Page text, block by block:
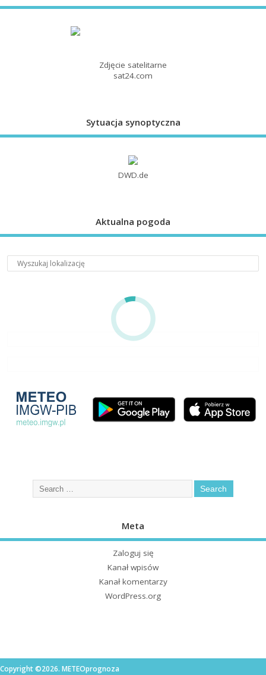
Zdjęcie satelitarne
sat24.com
Sytuacja synoptyczna
DWD.de
Aktualna pogoda
Meta
Zaloguj się
Kanał wpisów
Kanał komentarzy
WordPress.org
Copyright ©2026. METEOprognoza